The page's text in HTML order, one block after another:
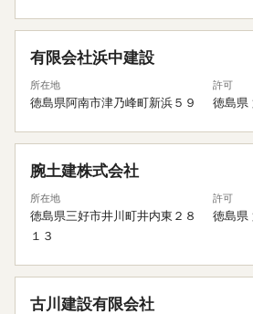
有限会社浜中建設
所在地
徳島県阿南市津乃峰町新浜５９
許可
徳島県
腕土建株式会社
所在地
徳島県三好市井川町井内東２８
１３
許可
徳島県
古川建設有限会社